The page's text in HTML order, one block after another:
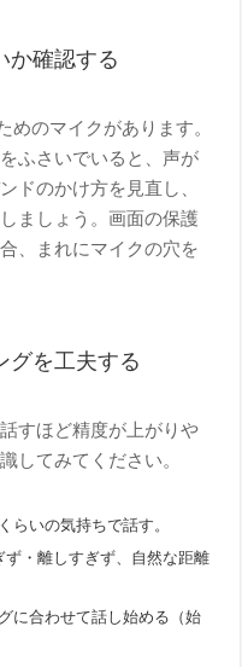
か確認する
のマイクがあります。
ふさいでいると、声が
ドのかけ方を見直し、
ましょう。画面の保護
、まれにマイクの穴を
グを工夫する
すほど精度が上がりや
してみてください。
らいの気持ちで話す。
・離しすぎず、自然な距離
に合わせて話し始める（始